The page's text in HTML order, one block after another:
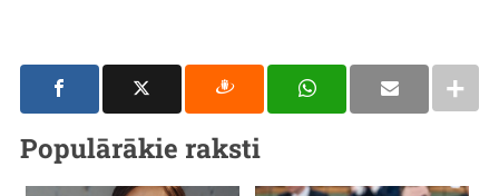
Populārākie raksti